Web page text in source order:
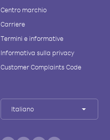
Centro marchio
Carriere
Termini e informative
Informativa sulla privacy
Customer Complaints Code
Italiano